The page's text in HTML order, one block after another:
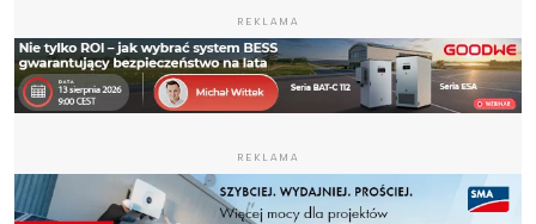
REKLAMA
REKLAMA